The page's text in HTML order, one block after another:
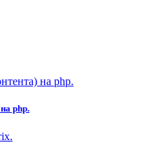
php.